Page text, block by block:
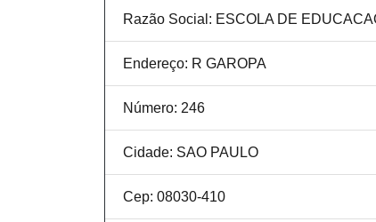
Razão Social: ESCOLA DE
Endereço: R GAROPA
Número: 246
Cidade: SAO PAULO
Cep: 08030-410